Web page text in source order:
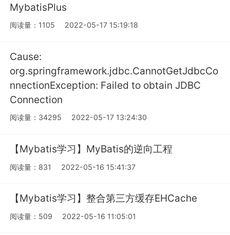
MybatisPlus
阅读量：1105 2022-05-17 15:19:18
Cause:
org.springframework.jdbc.CannotGetJdbcCo
nnectionException: Failed to obtain JDBC
Connection
阅读量：34295 2022-05-17 13:24:30
【Mybatis学习】MyBatis的逆向工程
阅读量：831 2022-05-16 15:41:37
【Mybatis学习】整合第三方缓存EHCache
阅读量：509 2022-05-16 11:05:01